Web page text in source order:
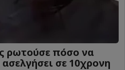
ρωτούσε πόσο να
σε 10χρονη